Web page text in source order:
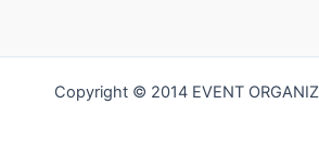
Copyright © 2014 EVENT